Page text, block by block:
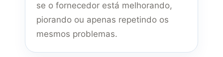
se o fornecedor está melhorando,
piorando ou apenas repetindo os
mesmos problemas.